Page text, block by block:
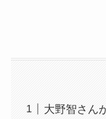
大野智さん